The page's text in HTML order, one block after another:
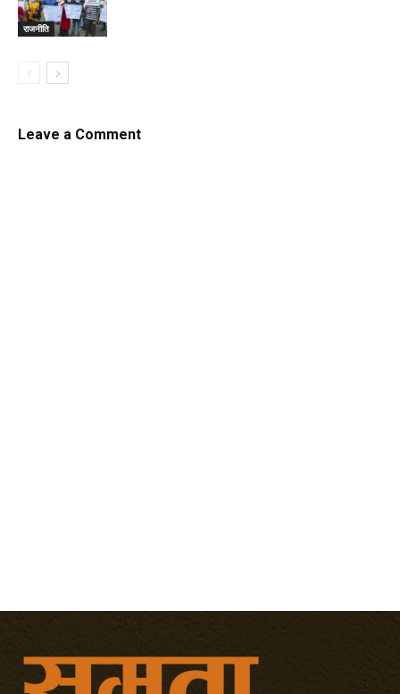
राजनीति
Leave a Comment